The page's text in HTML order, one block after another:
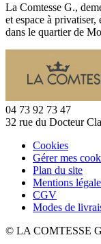
La Comtesse G.,
et espace à
dans le quartier de
04 73 92 73 47
32 rue du Docteur
Cookies
Gérer mes
Plan du site
Mentions
CGV
Modes de
© LA COMTESSE